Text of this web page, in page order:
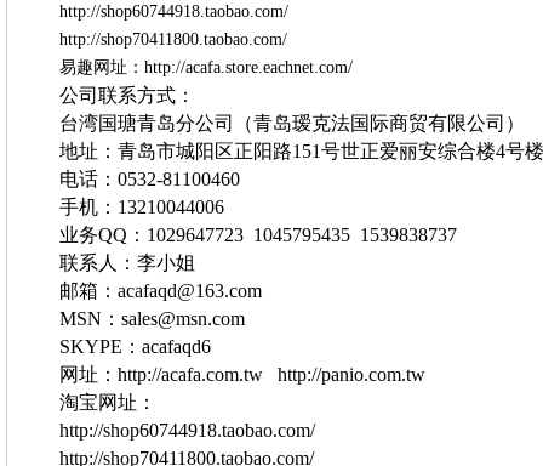
http://shop60744918.taobao.com/
http://shop70411800.taobao.com/
易趣网址：http://acafa.store.eachnet.com/
公司联系方式：
台湾国瑭青岛分公司（青岛瑷克法国际商贸有限公司）
地址：青岛市城阳区正阳路151号世正爱丽安综合楼4号楼
电话： 0532-81100460
手机： 13210044006
业务QQ ： 1029647723 1045795435 1539838737
联系人：李小姐
邮箱： acafaqd@163.com
MSN ： sales@msn.com
SKYPE ： acafaqd6
网址： http://acafa.com.tw
http://panio.com.tw
淘宝网址：
http://shop60744918.taobao.com/
http://shop70411800.taobao.com/